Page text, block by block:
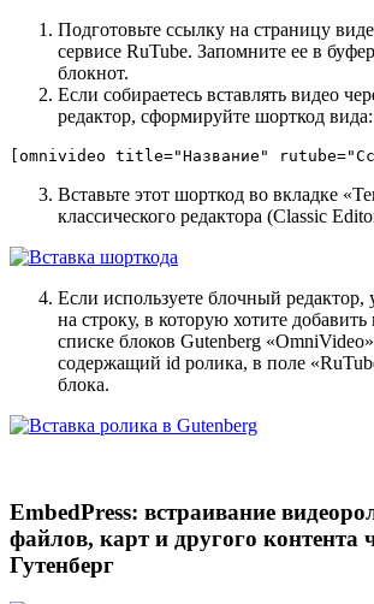
Подготовьте ссылку на страницу
сервисе RuTube. Запомните ее в
блокнот.
Если собираетесь вставлять видео
редактор, сформируйте шорткод вида:
[omnivideo title="Название"
Вставьте этот шорткод во вкладке
классического редактора (Classic
Если используете блочный редактор,
на строку, в которую хотите
списке блоков Gutenberg
содержащий id ролика, в поле
блока.
EmbedPress: встраивание
файлов, карт и другого контента
Гутенберг